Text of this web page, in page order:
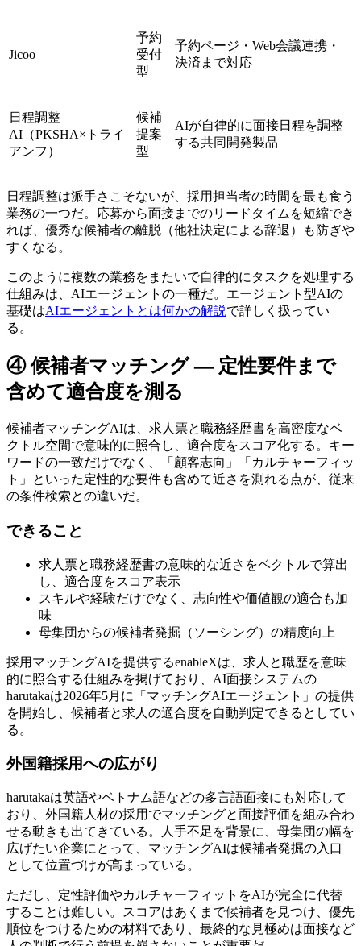
Jicoo
予約
受付
型
予約ページ・Web会議連携・
決済まで対応
日程調整
AI（PKSHA×トライ
アンフ）
候補
提案
型
AIが自律的に面接日程を調整
する共同開発製品
日程調整は派手さこそないが、採用担当者の時間を最も食う
業務の一つだ。応募から面接までのリードタイムを短縮でき
れば、優秀な候補者の離脱（他社決定による辞退）も防ぎや
すくなる。
このように複数の業務をまたいで自律的にタスクを処理する
仕組みは、AIエージェントの一種だ。エージェント型AIの
基礎はAIエージェントとは何かの解説で詳しく扱ってい
る。
④ 候補者マッチング — 定性要件まで
含めて適合度を測る
候補者マッチングAIは、求人票と職務経歴書を高密度なベ
クトル空間で意味的に照合し、適合度をスコア化する。キー
ワードの一致だけでなく、「顧客志向」「カルチャーフィッ
ト」といった定性的な要件も含めて近さを測れる点が、従来
の条件検索との違いだ。
できること
求人票と職務経歴書の意味的な近さをベクトルで算出
し、適合度をスコア表示
スキルや経験だけでなく、志向性や価値観の適合も加
味
母集団からの候補者発掘（ソーシング）の精度向上
採用マッチングAIを提供するenableXは、求人と職歴を意味
的に照合する仕組みを掲げており、AI面接システムの
harutakaは2026年5月に「マッチングAIエージェント」の提供
を開始し、候補者と求人の適合度を自動判定できるとしてい
る。
外国籍採用への広がり
harutakaは英語やベトナム語などの多言語面接にも対応して
おり、外国籍人材の採用でマッチングと面接評価を組み合わ
せる動きも出てきている。人手不足を背景に、母集団の幅を
広げたい企業にとって、マッチングAIは候補者発掘の入口
として位置づけが高まっている。
ただし、定性評価やカルチャーフィットをAIが完全に代替
することは難しい。スコアはあくまで候補者を見つけ、優先
順位をつけるための材料であり、最終的な見極めは面接など